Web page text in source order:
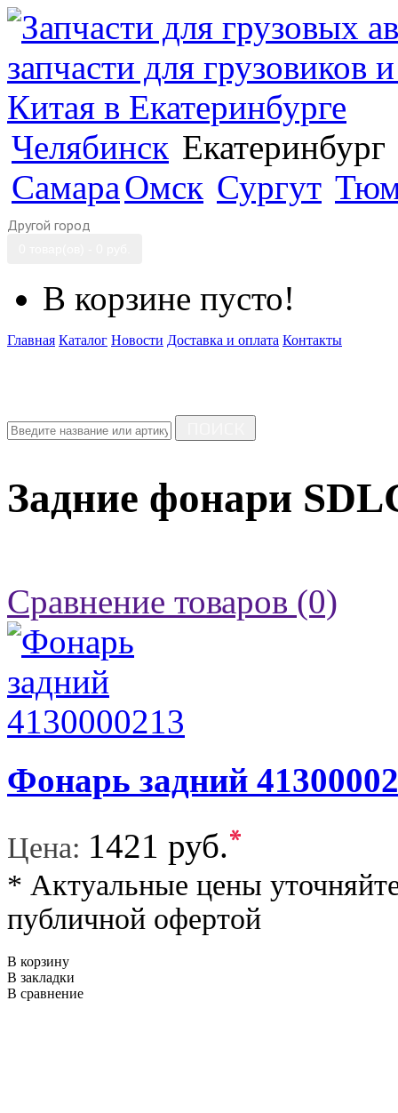
Челябинск Екатеринбург
СамараОмск Сургут
Другой город
В корзине пусто!
Главная Каталог Новости Доставка и оплата Контакты
Задние фонари
Сравнение товаров (0)
Фонарь задний
Цена: 1421 руб.*
* Актуальные цены
публичной офертой
В корзину
В закладки
В сравнение